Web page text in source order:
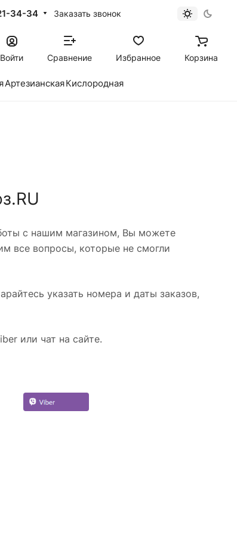
34-34 Заказать звонок
Войти Сравнение Избранное Корзина
АртезианскаяКислородная
с нашим магазином, Вы можете
все вопросы, которые не смогли
указать номера и даты заказов,
или чат на сайте.